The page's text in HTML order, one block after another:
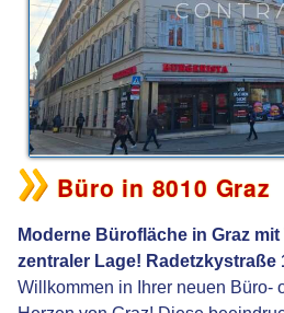
Büro in 8010 Graz
Moderne Bürofläche in Graz
zentraler Lage! Radetzkystraße
Willkommen in Ihrer neuen Büro-